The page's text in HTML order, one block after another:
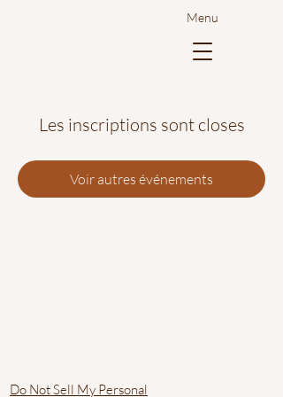
Menu
Les inscriptions sont closes
Voir autres événements
Do Not Sell My Personal